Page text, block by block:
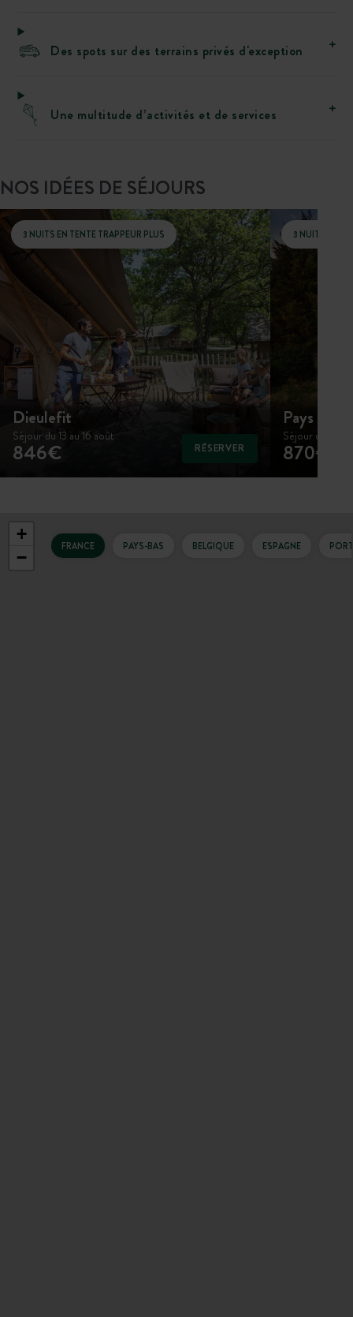
Des spots sur des terrains privés d'exception
Une multitude d’activités et de services
NOS IDÉES DE SÉJOURS
3 NUITS EN TENTE TRAPPEUR PLUS
Dieulefit
Séjour du 13 au 16 août
846€ RÉSERVER
3 NUITS EN
Pays de
Séjour du 13 au
870€
FRANCE PAYS-BAS BELGIQUE ESPAGNE
+
−